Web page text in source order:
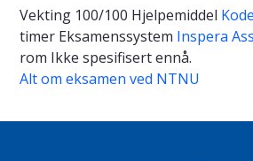
Vekting 100/100 Hjelpemiddel
timer Eksamenssystem Inspera
rom Ikke spesifisert ennå.
Alt om eksamen ved NTNU